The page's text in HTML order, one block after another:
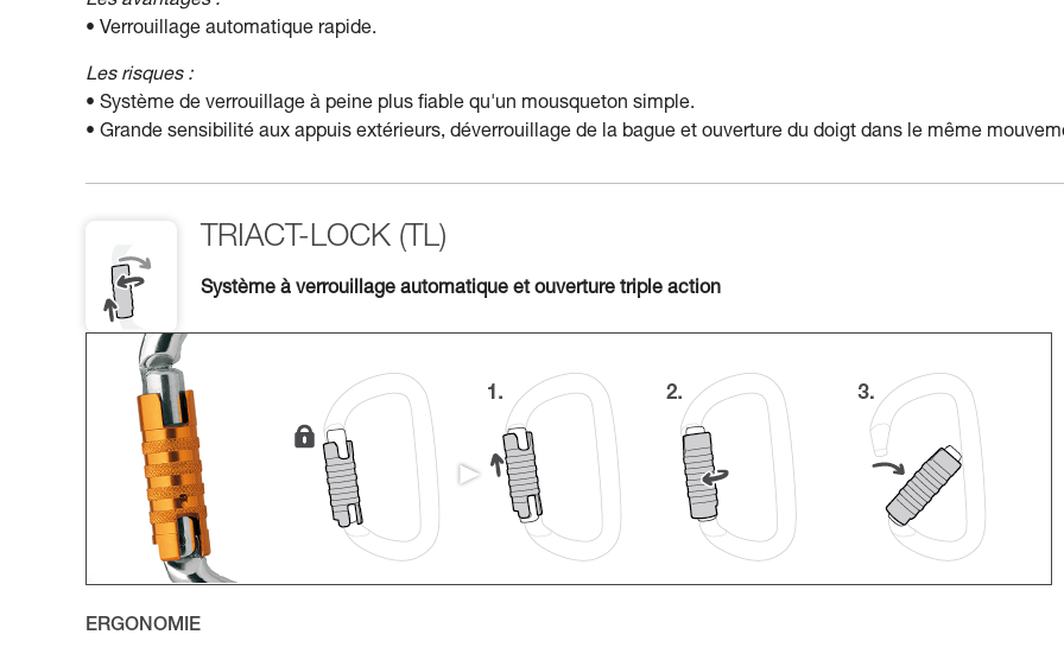
• Verrouillage automatique rapide.
Les risques :
• Système de verrouillage à peine plus fiable qu'un mousqueton simple.
• Grande sensibilité aux appuis extérieurs, déverrouillage de la bague et ouverture du doigt dans le même
TRIACT-LOCK (TL)
Système à verrouillage automatique et ouverture triple action
ERGONOMIE